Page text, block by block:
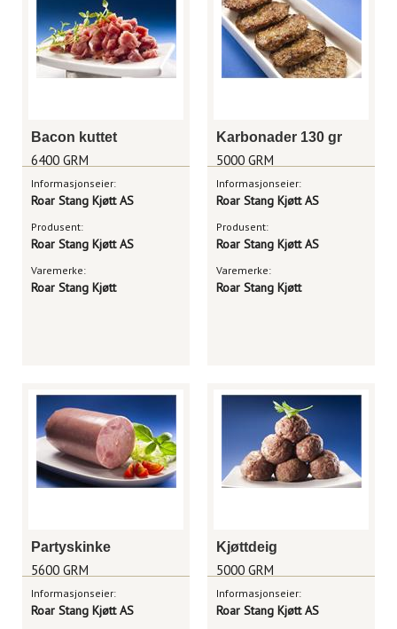
Bacon kuttet
6400 GRM
Informasjonseier:
Roar Stang Kjøtt AS
Produsent:
Roar Stang Kjøtt AS
Varemerke:
Roar Stang Kjøtt
Karbonader 130 gr
5000 GRM
Informasjonseier:
Roar Stang Kjøtt AS
Produsent:
Roar Stang Kjøtt AS
Varemerke:
Roar Stang Kjøtt
Partyskinke
5600 GRM
Informasjonseier:
Roar Stang Kjøtt AS
Kjøttdeig
5000 GRM
Informasjonseier:
Roar Stang Kjøtt AS